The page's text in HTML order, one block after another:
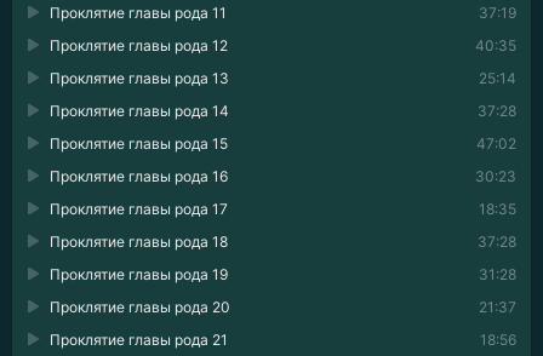
37:19
Проклятие главы рода 11
40:35
Проклятие главы рода 12
25:14
Проклятие главы рода 13
37:28
Проклятие главы рода 14
47:02
Проклятие главы рода 15
30:23
Проклятие главы рода 16
18:35
Проклятие главы рода 17
37:28
Проклятие главы рода 18
31:28
Проклятие главы рода 19
21:37
Проклятие главы рода 20
18:56
Проклятие главы рода 21